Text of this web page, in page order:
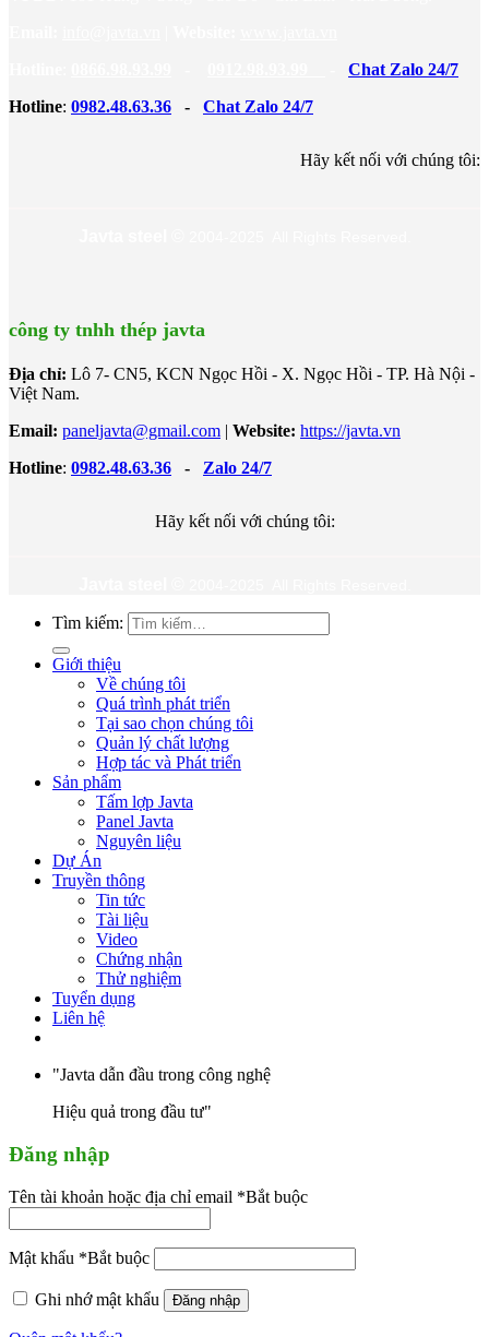
Chat Zalo 24/7
Hotline: 0982.48.63.36 - Chat Zalo 24/7
Hãy kết nối với chúng tôi:
công ty tnhh thép javta
Địa chỉ: Lô 7- CN5, KCN Ngọc Hồi - X. Ngọc Hồi - TP. Hà Nội -
Việt Nam.
Email: paneljavta@gmail.com Website: https://javta.vn
Hotline: 0982.48.63.36 - Zalo 24/7
Hãy kết nối với chúng tôi:
Tìm kiếm:
Giới thiệu
Về chúng tôi
Quá trình phát triển
Tại sao chọn chúng tôi
Quản lý chất lượng
Hợp tác và Phát triển
Sản phẩm
Tấm lợp Javta
Panel Javta
Nguyên liệu
Dự Án
Truyền thông
Tin tức
Tài liệu
Video
Chứng nhận
Thử nghiệm
Tuyển dụng
Liên hệ
"Javta dẫn đầu trong công nghệ
Hiệu quả trong đầu tư"
Đăng nhập
Tên tài khoản hoặc địa chỉ email *Bắt buộc
Mật khẩu *Bắt buộc
Ghi nhớ mật khẩu Đăng nhập